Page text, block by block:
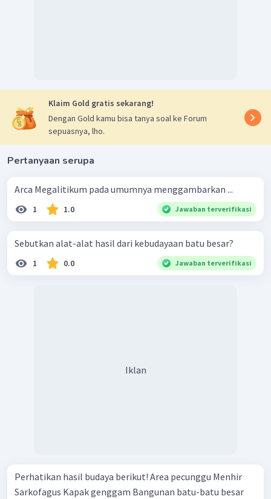
sebagai pemujaan arwah nenek moyang dan dianggap
suci, dinamakan punden berundak.
Arca batu. Arca batu adalah pahatan berbentuk
manusia atau binatang yang dipercaya sebagai wujud
Klaim Gold gratis sekarang!
Dengan Gold kamu bisa tanya soal ke Forum
sepuasnya, lho.
Pertanyaan serupa
Arca Megalitikum pada umumnya menggambarkan ...
1 1.0 Jawaban terverifikasi
Sebutkan alat-alat hasil dari kebudayaan batu besar?
1 0.0 Jawaban terverifikasi
Iklan
Perhatikan hasil budaya berikut! Area pecunggu Menhir
Sarkofagus Kapak genggam Bangunan batu-batu besar